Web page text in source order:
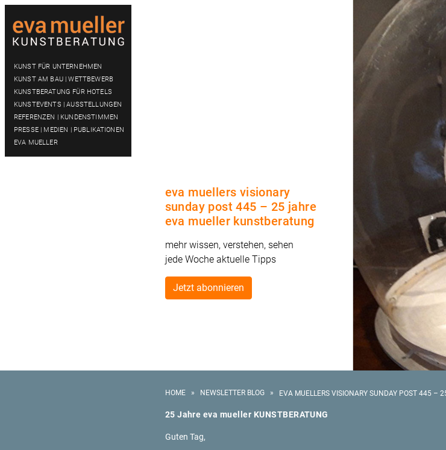
KUNST FÜR UNTERNEHMEN
KUNST AM BAU | WETTBEWERB
KUNSTBERATUNG FÜR HOTELS
KUNSTEVENTS | AUSSTELLUNGEN
REFERENZEN | KUNDENSTIMMEN
PRESSE | MEDIEN | PUBLIKATIONEN
EVA MUELLER
eva muellers visionary
sunday post 445 – 25 jahre
eva mueller kunstberatung
mehr wissen, verstehen, sehen
jede Woche aktuelle Tipps
Jetzt abonnieren
HOME» NEWSLETTER BLOG»
25 Jahre eva mu­el­ler KUNST­BE­RA­TUNG
Guten Tag,